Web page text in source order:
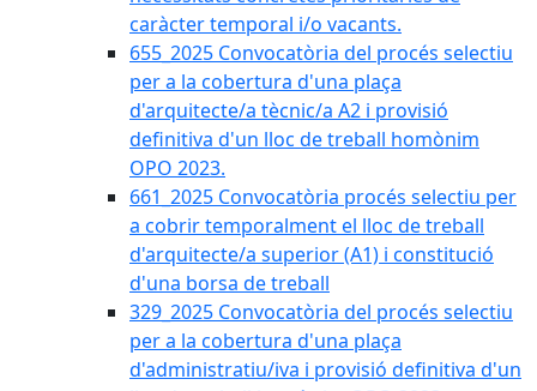
caràcter temporal i/o vacants.
655_2025 Convocatòria del procés selectiu
per a la cobertura d'una plaça
d'arquitecte/a tècnic/a A2 i provisió
definitiva d'un lloc de treball homònim
OPO 2023.
661_2025 Convocatòria procés selectiu per
a cobrir temporalment el lloc de treball
d'arquitecte/a superior (A1) i constitució
d'una borsa de treball
329_2025 Convocatòria del procés selectiu
per a la cobertura d'una plaça
d'administratiu/iva i provisió definitiva d'un